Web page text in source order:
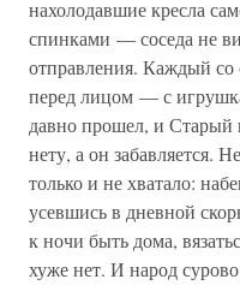
нахолодавшие кресла
спинками — соседа не
отправления. Каждый
перед лицом — с
давно прошел, и
нету, а он забавляется.
только и не хватало:
усевшись в дневной
к ночи быть дома,
хуже нет. И народ